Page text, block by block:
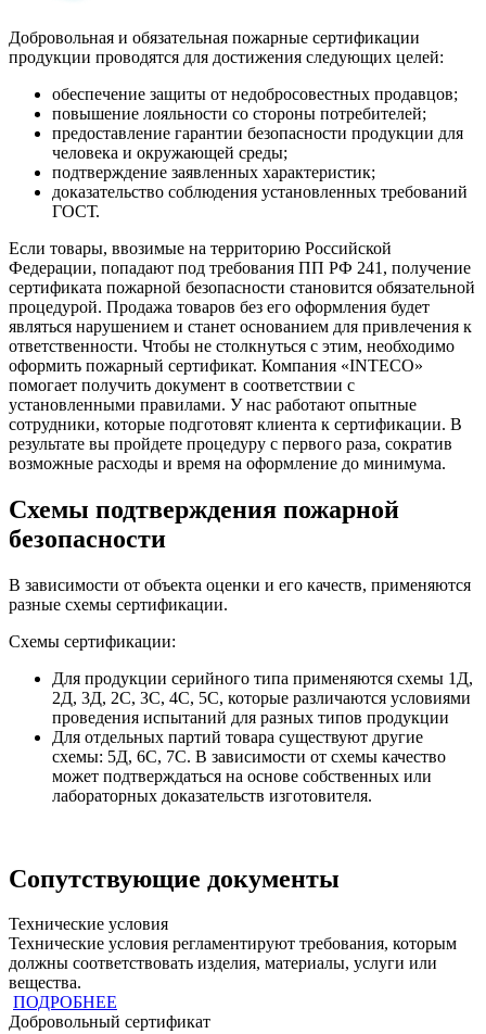
Добровольная и обязательная пожарные сертификации
продукции проводятся для достижения следующих целей:
обеспечение защиты от недобросовестных продавцов;
повышение лояльности со стороны потребителей;
предоставление гарантии безопасности продукции для
человека и окружающей среды;
подтверждение заявленных характеристик;
доказательство соблюдения установленных требований
ГОСТ.
Если товары, ввозимые на территорию Российской
Федерации, попадают под требования ПП РФ 241 , получение
сертификата пожарной безопасности становится обязательной
процедурой. Продажа товаров без его оформления будет
являться нарушением и станет основанием для привлечения к
ответственности. Чтобы не столкнуться с этим, необходимо
оформить пожарный сертификат. Компания «INTECO»
помогает получить документ в соответствии с
установленными правилами. У нас работают опытные
сотрудники, которые подготовят клиента к сертификации. В
результате вы пройдете процедуру с первого раза, сократив
возможные расходы и время на оформление до минимума.
Схемы подтверждения пожарной
безопасности
В зависимости от объекта оценки и его качеств, применяются
разные схемы сертификации.
Схемы сертификации:
Для продукции серийного типа применяются схемы 1Д,
2Д, 3Д, 2С, 3С, 4С, 5С, которые различаются условиями
проведения испытаний для разных типов продукции
Для отдельных партий товара существуют другие
схемы: 5Д, 6С, 7С. В зависимости от схемы качество
может подтверждаться на основе собственных или
лабораторных доказательств изготовителя.
Сопутствующие документы
Технические условия
Технические условия регламентируют требования, которым
должны соответствовать изделия, материалы, услуги или
вещества.
ПОДРОБНЕЕ
Добровольный сертификат